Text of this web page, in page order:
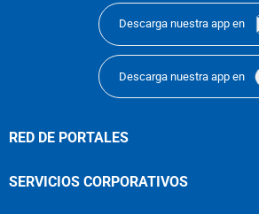
Descarga nuestra app en
Descarga nuestra app en
RED DE PORTALES
SERVICIOS CORPORATIVOS